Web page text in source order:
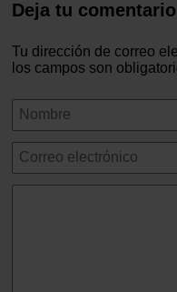
Deja tu comentario
Tu dirección de correo
los campos son